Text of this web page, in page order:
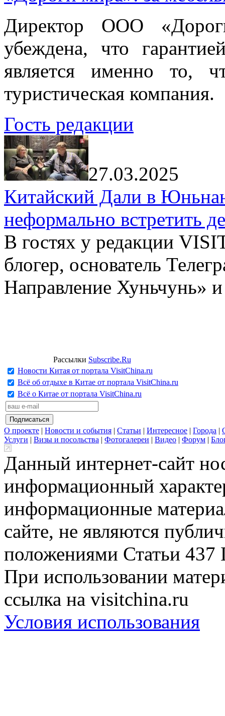
Директор ООО
убеждена, что
является именно то,
туристическая компания.
Гость редакции
27.03.2025
Китайский Дали в
неформально встретить
В гостях у редакции
блогер, основатель
Направление Хуньчунь»
Рассылки Subscribe.Ru
Новости Китая от портала VisitChina.ru
Всё об отдыхе в Китае от портала VisitChina.ru
Всё о Китае от портала VisitChina.ru
О проекте | Новости и события | Статьи | Интересное | Города |
Услуги | Визы и посольства | Фотогалереи | Видео | Форум |
Данный интернет-сайт
информационный
информационные
сайте, не являются
положениями Статьи 437
При использовании
ссылка на visitchina.ru
Условия использования